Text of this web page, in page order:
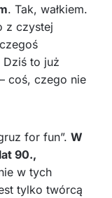
. Tak, wałkiem.
z czystej
Dziś to już
coś, czego nie
for fun”. W
90.,
w tych
tylko twórcą